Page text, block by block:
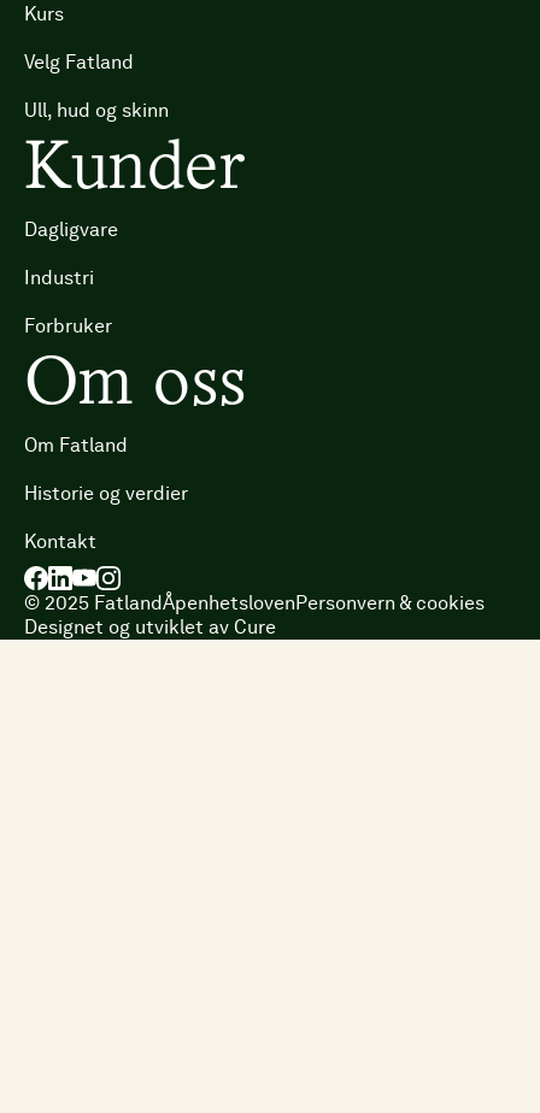
Kurs
Velg Fatland
Ull, hud og skinn
Kunder
Dagligvare
Industri
Forbruker
Om oss
Om Fatland
Historie og verdier
Kontakt
© 2025 Fatland
Designet og utviklet av Cure
ÅpenhetslovenPersonvern & cookies